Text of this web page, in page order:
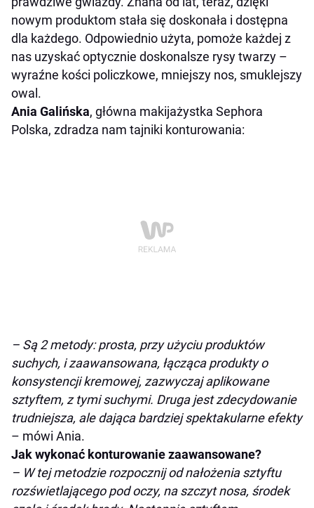
nowym produktom stała się doskonała i dostępna
dla każdego. Odpowiednio użyta, pomoże każdej z
nas uzyskać optycznie doskonalsze rysy twarzy –
wyraźne kości policzkowe, mniejszy nos, smuklejszy
owal.
Ania Galińska, główna makijażystka Sephora
Polska, zdradza nam tajniki konturowania:
– Są 2 metody: prosta, przy użyciu produktów
suchych, i zaawansowana, łącząca produkty o
konsystencji kremowej, zazwyczaj aplikowane
sztyftem, z tymi suchymi. Druga jest zdecydowanie
trudniejsza, ale dająca bardziej spektakularne efekty
– mówi Ania.
Jak wykonać konturowanie zaawansowane?
– W tej metodzie rozpocznij od nałożenia sztyftu
rozświetlającego pod oczy, na szczyt nosa, środek